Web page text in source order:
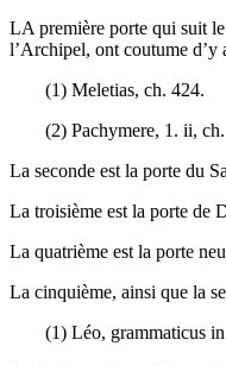
LA première porte qui suit le
l’Archipel, ont coutume d’y
(1) Meletias, ch. 424.
(2) Pachymere, 1. ii,
La seconde est la porte du
La troisième est la porte de
La quatrième est la porte
La cinquième, ainsi que la
(1) Léo, grammaticus